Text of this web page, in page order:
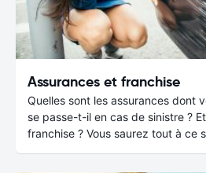
Assurances et franchise
Quelles sont les assurances dont
se passe-t-il en cas de sinistre ?
franchise ? Vous saurez tout à ce